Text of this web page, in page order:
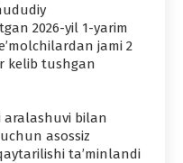
2026-yil 1-yarim
jami 2
kelib tushgan
aralashuvi bilan
asossiz
ta’minlandi